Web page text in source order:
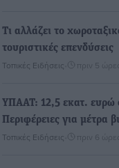
Τι αλλάζει το
τουριστικές επενδύσεις
Τοπικές Ειδήσεις πριν 5 ώρες
ΥΠΑΑΤ: 12,5 εκατ. ευρώ
Περιφέρειες για μέτρα
Τοπικές Ειδήσεις πριν 6 ώρες